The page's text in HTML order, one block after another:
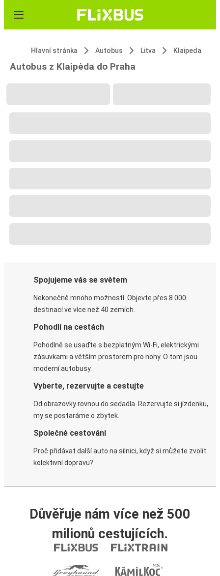
Hlavní stránka Autobus Litva Klaipeda
Autobus z Klaipėda do Praha
Spojujeme vás se světem
Nekonečně mnoho možností. Objevte přes 8 000
destinací ve více než 40 zemích.
Pohodlí na cestách
Pohodlně se usaďte s bezplatným Wi-Fi, elektrickými
zásuvkami a větším prostorem pro nohy. O tom jsou
moderní autobusy.
Vyberte, rezervujte a cestujte
Od obrazovky rovnou do sedadla. Rezervujte si jízdenku,
my se postaráme o zbytek.
Společné cestování
Proč přidávat další auto na silnici, když si můžete zvolit
kolektivní dopravu?
Důvěřuje nám více než 500
milionů cestujících.